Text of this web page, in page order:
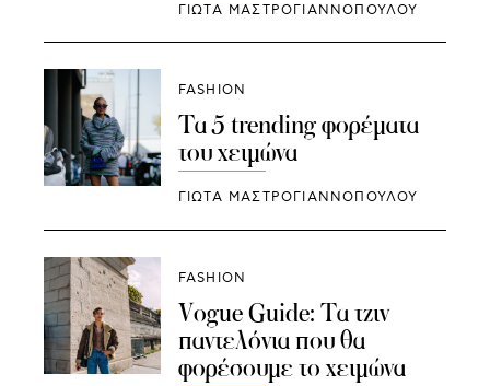
ΓΙΩΤΑ ΜΑΣΤΡΟΓΙΑΝΝΟΠΟΥΛΟΥ
FASHION
Τα 5 trending φορέματα
του χειμώνα
ΓΙΩΤΑ ΜΑΣΤΡΟΓΙΑΝΝΟΠΟΥΛΟΥ
FASHION
Vogue Guide: Tα τζιν
παντελόνια που θα
φορέσουμε το χειμώνα